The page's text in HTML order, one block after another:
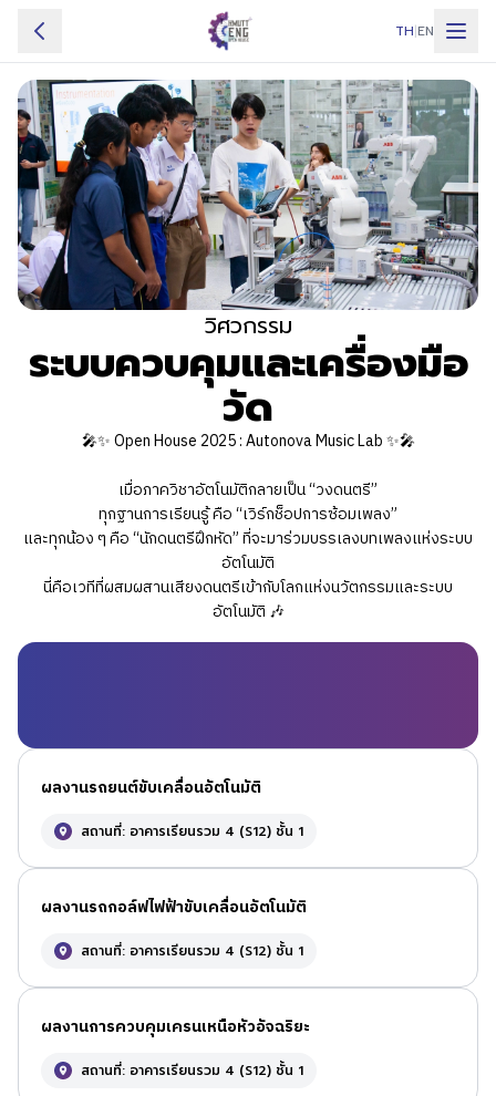
TH|EN
ไฮไลท์
ภาควิชา
อินไซต์คณะ
กิจกรรม
การแข่งขัน
สถานที่จัดงาน
คำถามที่พบบ่อย
วิศวกรรม
ระบบควบคุมและเครื่องมือ
วัด
🎤✨ Open House 2025 : Autonova Music Lab ✨🎤
เมื่อภาควิชาอัตโนมัติกลายเป็น “วงดนตรี”
ทุกฐานการเรียนรู้ คือ “เวิร์กช็อปการซ้อมเพลง”
และทุกน้อง ๆ คือ “นักดนตรีฝึกหัด” ที่จะมาร่วมบรรเลงบทเพลงแห่งระบบ
อัตโนมัติ
นี่คือเวทีที่ผสมผสานเสียงดนตรีเข้ากับโลกแห่งนวัตกรรมและระบบ
อัตโนมัติ 🎶
ผลงานรถยนต์ขับเคลื่อนอัตโนมัติ
สถานที่: อาคารเรียนรวม 4 (S12) ชั้น 1
ผลงานรถกอล์ฟไฟฟ้าขับเคลื่อนอัตโนมัติ
สถานที่: อาคารเรียนรวม 4 (S12) ชั้น 1
ผลงานการควบคุมเครนเหนือหัวอัจฉริยะ
สถานที่: อาคารเรียนรวม 4 (S12) ชั้น 1